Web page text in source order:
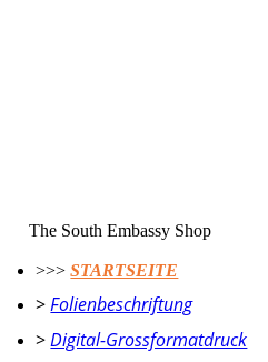
The South Embassy Shop
>>>STARTSEITE
>Folienbeschriftung
>Digital-Grossformatdruck